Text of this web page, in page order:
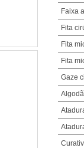
Faixa
Fita
Fita
Fita
Gaze